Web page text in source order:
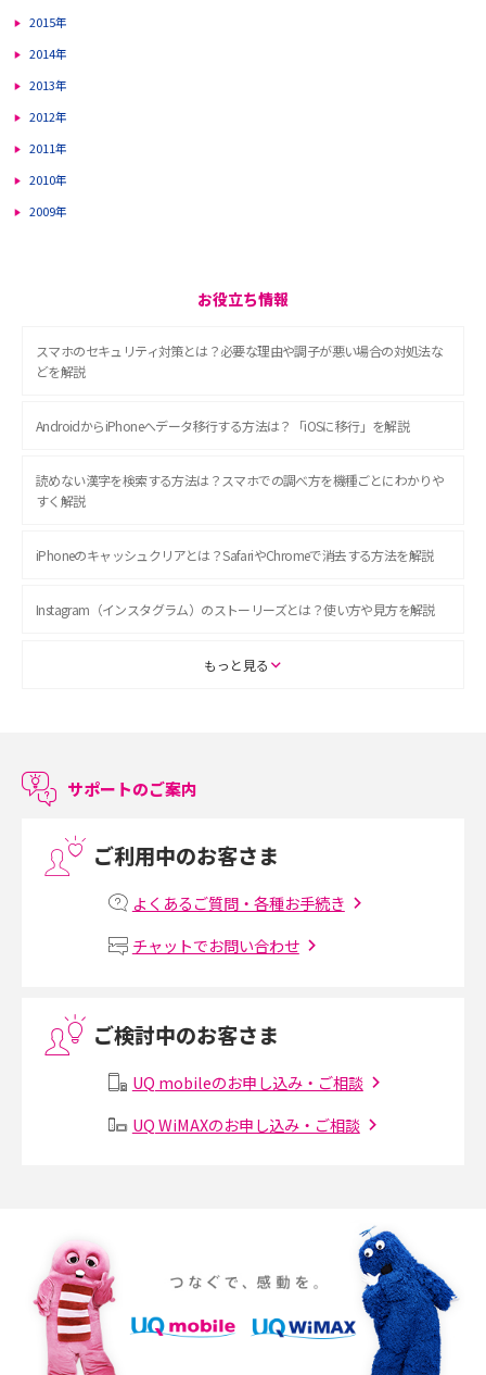
2015年
2014年
2013年
2012年
2011年
2010年
2009年
お役立ち情報
スマホのセキュリティ対策とは？必要な理由や調子が悪い場合の対処法な
どを解説
AndroidからiPhoneへデータ移行する方法は？「iOSに移行」を解説
読めない漢字を検索する方法は？スマホでの調べ方を機種ごとにわかりや
すく解説
iPhoneのキャッシュクリアとは？SafariやChromeで消去する方法を解説
Instagram（インスタグラム）のストーリーズとは？使い方や見方を解説
ASMRとは？初心者向けの代表ジャンルや楽しみ方を解説
LINEで友だちを削除する方法は？方法ごとの影響や復活・復元する方法も
プリペイドSIMとは？種類やメリット・デメリット、利用までの流れを解説
Threads（スレッズ）とは？主な機能や登録方法、投稿の仕方を解説
Instagram（インスタグラム）でスクショするとバレる？バレるケースや撮
iPhone 16eとiPhone SE（第3世代）の違いは？サイズやスペックを比較し
て解説
iPhone 16eとiPhone 14を徹底比較！スペック・機能の違いをわかりやすく
紹介
もっと見る
サポートのご案内
ご利用中のお客さま
よくあるご質問・各種お手続き
チャットでお問い合わせ
ご検討中のお客さま
UQ mobileのお申し込み・ご相談
UQ WiMAXのお申し込み・ご相談